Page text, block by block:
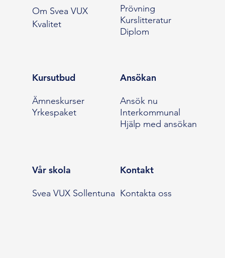
Om Svea VUX
Kvalitet
Prövning
Kurslitteratur
Diplom
Kursutbud
Ämneskurser
Yrkespaket
Ansökan
Ansök nu
Interkommunal
Hjälp med ansökan
Vår skola
Svea VUX Sollentuna
Kontakt
Kontakta oss